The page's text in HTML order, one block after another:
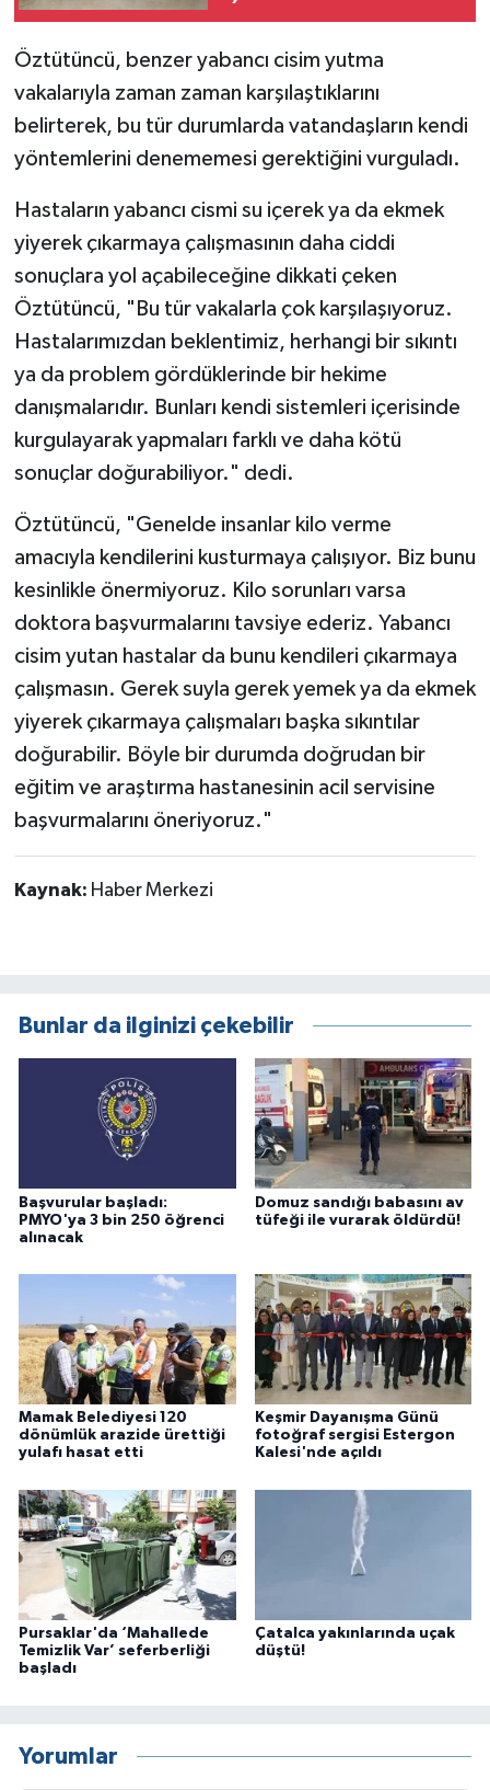
Öztütüncü, benzer yabancı cisim yutma
vakalarıyla zaman zaman karşılaştıklarını
belirterek, bu tür durumlarda vatandaşların kendi
yöntemlerini denememesi gerektiğini vurguladı.
Hastaların yabancı cismi su içerek ya da ekmek
yiyerek çıkarmaya çalışmasının daha ciddi
sonuçlara yol açabileceğine dikkati çeken
Öztütüncü, "Bu tür vakalarla çok karşılaşıyoruz.
Hastalarımızdan beklentimiz, herhangi bir sıkıntı
ya da problem gördüklerinde bir hekime
danışmalarıdır. Bunları kendi sistemleri içerisinde
kurgulayarak yapmaları farklı ve daha kötü
sonuçlar doğurabiliyor." dedi.
Öztütüncü, "Genelde insanlar kilo verme
amacıyla kendilerini kusturmaya çalışıyor. Biz bunu
kesinlikle önermiyoruz. Kilo sorunları varsa
doktora başvurmalarını tavsiye ederiz. Yabancı
cisim yutan hastalar da bunu kendileri çıkarmaya
çalışmasın. Gerek suyla gerek yemek ya da ekmek
yiyerek çıkarmaya çalışmaları başka sıkıntılar
doğurabilir. Böyle bir durumda doğrudan bir
eğitim ve araştırma hastanesinin acil servisine
başvurmalarını öneriyoruz."
Kaynak: Haber Merkezi
Bunlar da ilginizi çekebilir
Başvurular başladı:
PMYO'ya 3 bin 250 öğrenci
alınacak
Domuz sandığı babasını av
tüfeği ile vurarak öldürdü!
Mamak Belediyesi 120
dönümlük arazide ürettiği
yulafı hasat etti
Keşmir Dayanışma Günü
fotoğraf sergisi Estergon
Kalesi'nde açıldı
Pursaklar'da ‘Mahallede
Temizlik Var’ seferberliği
başladı
Çatalca yakınlarında uçak
düştü!
Yorumlar